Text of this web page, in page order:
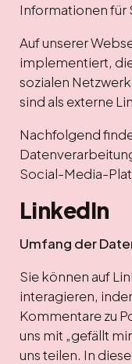
Informationen für
Auf unserer
implementiert,
sozialen
sind als externe
Nachfolgend
Social-Media-
LinkedIn
Umfang der
Sie können auf
interagieren,
Kommentare zu
uns mit „gefällt
uns teilen. In